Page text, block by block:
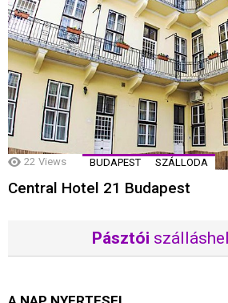
22 Views BUDAPEST SZÁLLODA
Central Hotel 21 Budapest
Pásztói